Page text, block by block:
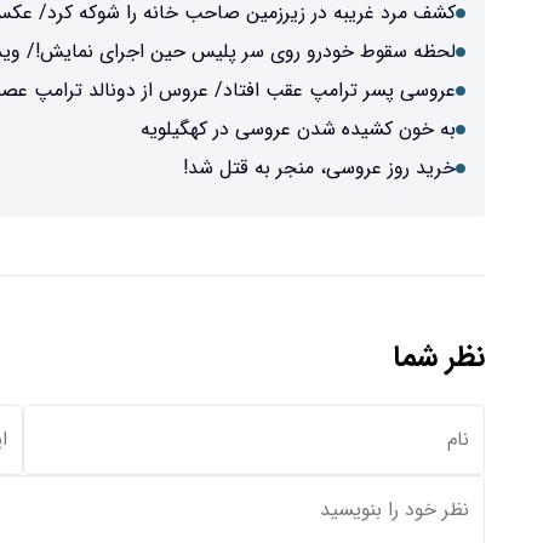
کشف مرد غریبه در زیرزمین صاحب خانه را شوکه کرد/
لحظه سقوط خودرو روی سر پلیس حین اجرای نمایش!/
عروسی پسر ترامپ عقب افتاد/ عروس از دونالد ترامپ
به خون کشیده شدن عروسی در کهگیلویه
خرید روز عروسی، منجر به قتل شد!
نظر شما